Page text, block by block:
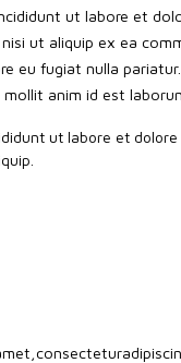
ut labore et
ut aliquip ex ea
eu fugiat nulla pariatur.
anim id est
ut labore et dolore